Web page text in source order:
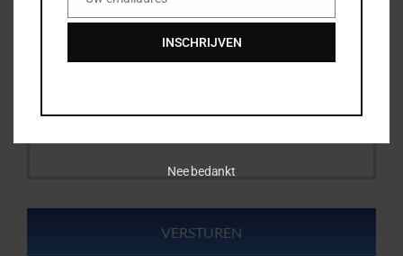
Bedrijfsnaam
Email
INSCHRIJVEN
Nee bedankt